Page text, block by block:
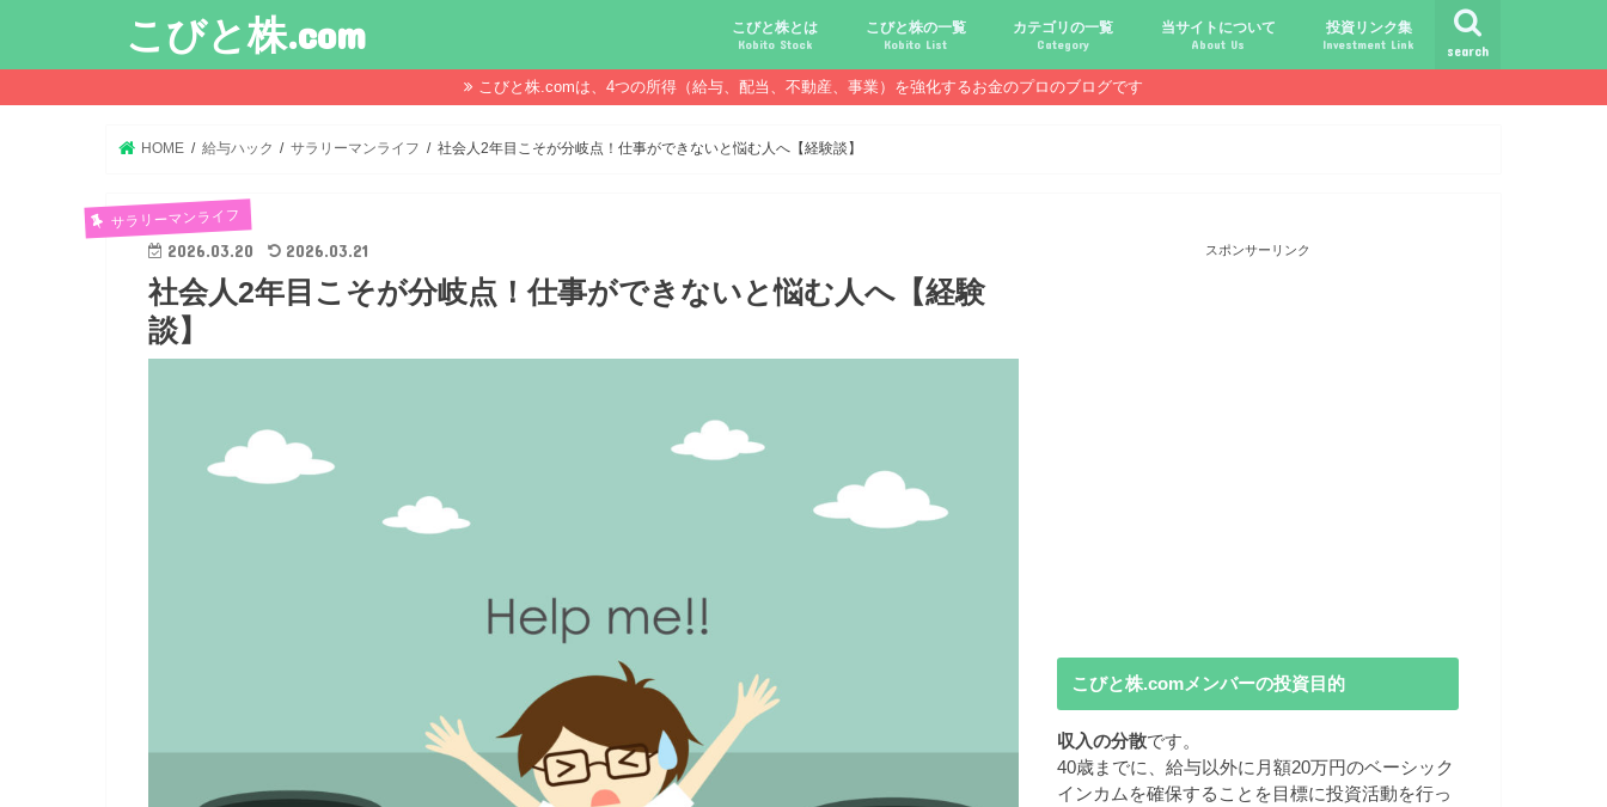
こびと株.com search
こびと株とは
Kobito Stock
こびと株投資を始める前に マジメなだけじゃ報われない時代？
配当金が守る、今-老後-子供達！
配当金があればこんなに遊べる！
債券・投信・中古１Rとの違い
口座開設！こびと探しの旅へ！
必ず知っておきたい専門用語集
こびと株の10条件
こびと株のメリット,デメリット
こびと株の投資10原則
こびと株投資のモデル紹介
こびと株の一覧
Kobito List
こびとNo.2169 CDS
こびとNo.4762 エックスネット
こびとNo.7751 キヤノン
こびとNo.7820 ニホンフラッシュ
こびとNo.7921 宝印刷
こびとNo.9986 蔵王産業
カテゴリの一覧
Category
こびと株.comライフ
給与ハック
副業ハック
配当金ハック
年金ハック
倹約ハック
当サイトについて
About Us
投資リンク集
Investment Link
こびと株.comは、4つの所得（給与、配当、不動産、事業）を強化するお金のプロのブログです
HOME 給与ハック サラリーマンライフ 社会人2年目こそが分岐点！仕事ができないと悩む人へ【経験談】
サラリーマンライフ
2026.03.20 2026.03.21
社会人2年目こそが分岐点！仕事ができないと悩む人へ【経験
談】
スポンサーリンク
こびと株.comメンバーの投資目的
収入の分散です。
40歳までに、給与以外に月額20万円のベーシック
インカムを確保することを目標に投資活動を行っ